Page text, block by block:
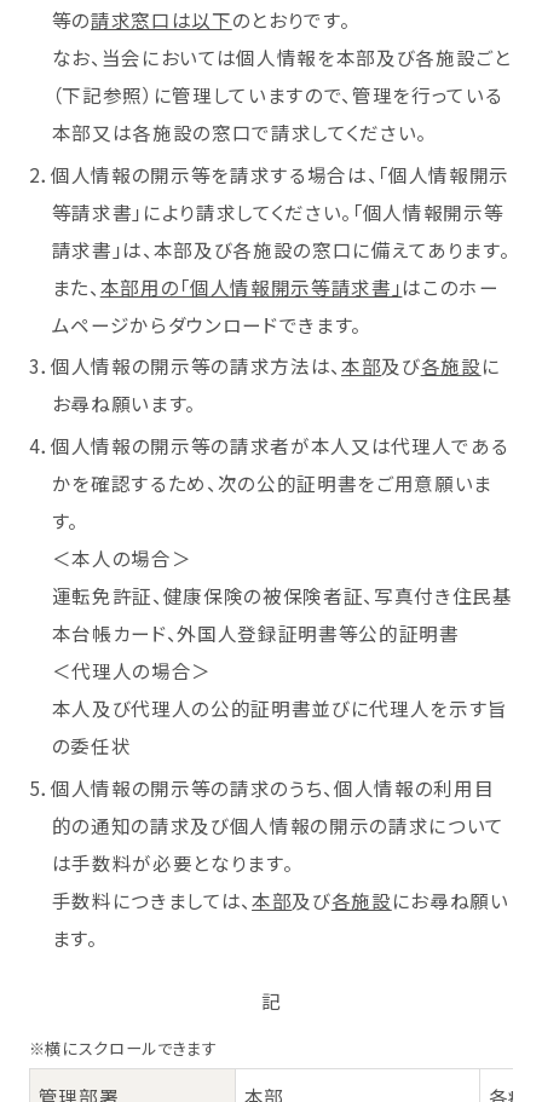
等の請求窓口は以下のとおりです。
なお、当会においては個人情報を本部及び各施設ごと
（下記参照）に管理していますので、管理を行っている
本部又は各施設の窓口で請求してください。
2．個人情報の開示等を請求する場合は、「個人情報開示
等請求書」により請求してください。「個人情報開示等
請求書」は、本部及び各施設の窓口に備えてあります。
また、 本部用の「個人情報開示等請求書」はこのホー
ムページからダウンロードできます。
3．個人情報の開示等の請求方法は、本部及び各施設に
お尋ね願います。
4．個人情報の開示等の請求者が本人又は代理人である
かを確認するため、次の公的証明書をご用意願いま
す。
＜本人の場合＞
運転免許証、健康保険の被保険者証、写真付き住民基
本台帳カード、外国人登録証明書等公的証明書
＜代理人の場合＞
本人及び代理人の公的証明書並びに代理人を示す旨
の委任状
5．個人情報の開示等の請求のうち、個人情報の利用目
的の通知の請求及び個人情報の開示の請求について
は手数料が必要となります。
手数料につきましては、本部及び各施設にお尋ね願い
ます。
記
※横にスクロールできます
管理部署 本部 各病